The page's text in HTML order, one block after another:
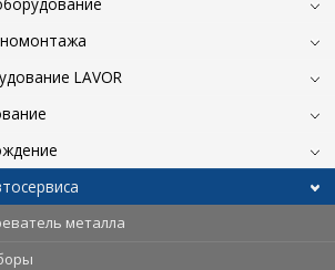
LAVOR
металла